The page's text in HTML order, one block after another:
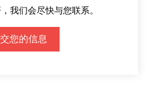
我们会尽快与您联系。
您的信息